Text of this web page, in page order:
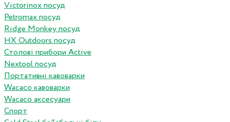
Victorinox посуд
Petromax посуд
Ridge Monkey посуд
HX Outdoors посуд
Столові прибори Active
Nextool посуд
Портативні кавоварки
Wacaco кавоварки
Wacaco аксесуари
Спорт